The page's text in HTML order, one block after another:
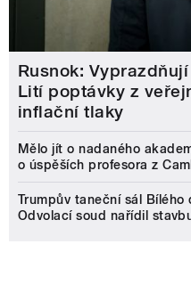
Rusnok:
Lití poptávky z
inflační tlaky
Mělo jít o nadaného
o úspěších profesora z
Trumpův taneční sál Bílého
Odvolací soud nařídil